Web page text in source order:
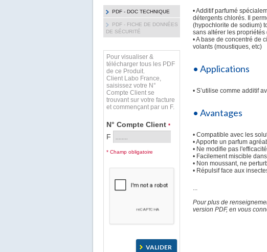
PDF - DOC TECHNIQUE
PDF - FICHE DE DONNÉES
DE SÉCURITÉ
Pour visualiser &
télécharger tous les PDF
de ce Produit.
Client Labo France,
saisissez votre N°
Compte Client se
trouvant sur votre facture
et commençant par un F.
N° Compte Client *
F
* Champ obligatoire
• Additif parfumé
détergents chlorés. Il
(hypochlorite de sodium)
sans altérer les
• A base de concentré de
volants (moustiques, etc)
• Applications
• S’utilise comme additif
• Avantages
• Compatible avec les
• Apporte un parfum
• Ne modifie pas
• Facilement miscible
• Non moussant, ne
• Répulsif face aux
...
Pour plus de
version PDF, en vous